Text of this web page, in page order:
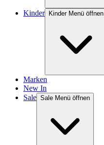
Kinder Kinder Menü öffnen
Marken
New In
Sale Sale Menü öffnen